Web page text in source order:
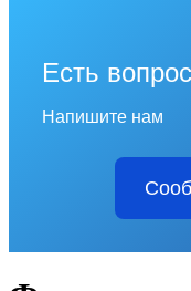
Есть
Напишите нам